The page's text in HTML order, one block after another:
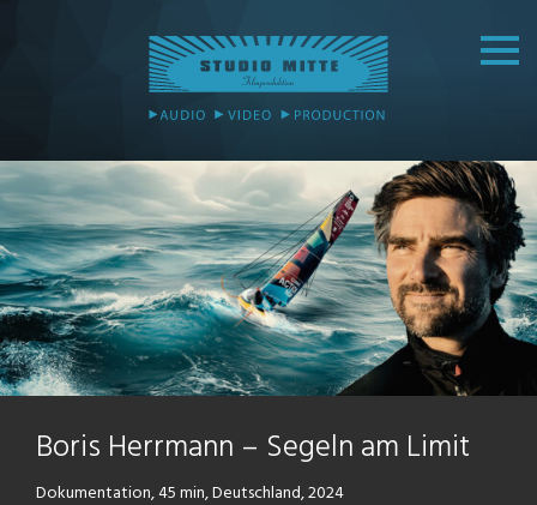
Boris Herrmann – Segeln am Limit
Dokumentation, 45 min, Deutschland, 2024